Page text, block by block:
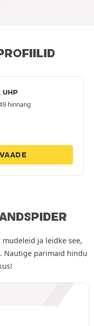
UHP
hinnang
VAADE
ja leidke see,
Nautige parimaid hindu